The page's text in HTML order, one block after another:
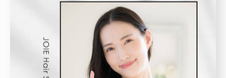
一覧に戻る
カテゴリー Categories